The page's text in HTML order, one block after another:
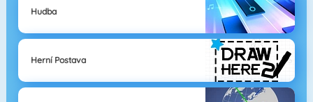
Hudba
Herní Postava